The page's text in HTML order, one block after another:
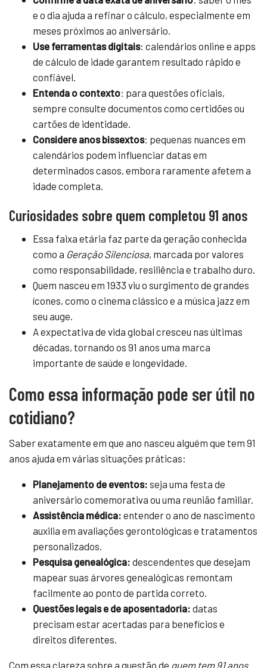
e o dia ajuda a refinar o cálculo, especialmente em
meses próximos ao aniversário.
Use ferramentas digitais: calendários online e apps
de cálculo de idade garantem resultado rápido e
confiável.
Entenda o contexto: para questões oficiais,
sempre consulte documentos como certidões ou
cartões de identidade.
Considere anos bissextos: pequenas nuances em
calendários podem influenciar datas em
determinados casos, embora raramente afetem a
idade completa.
Curiosidades sobre quem completou 91 anos
Essa faixa etária faz parte da geração conhecida
como a Geração Silenciosa, marcada por valores
como responsabilidade, resiliência e trabalho duro.
Quem nasceu em 1933 viu o surgimento de grandes
ícones, como o cinema clássico e a música jazz em
seu auge.
A expectativa de vida global cresceu nas últimas
décadas, tornando os 91 anos uma marca
importante de saúde e longevidade.
Como essa informação pode ser útil no
cotidiano?
Saber exatamente em que ano nasceu alguém que tem 91
anos ajuda em várias situações práticas:
Planejamento de eventos: seja uma festa de
aniversário comemorativa ou uma reunião familiar.
Assistência médica: entender o ano de nascimento
auxilia em avaliações gerontológicas e tratamentos
personalizados.
Pesquisa genealógica: descendentes que desejam
mapear suas árvores genealógicas remontam
facilmente ao ponto de partida correto.
Questões legais e de aposentadoria: datas
precisam estar acertadas para benefícios e
direitos diferentes.
Com essa clareza sobre a questão de quem tem 91 anos